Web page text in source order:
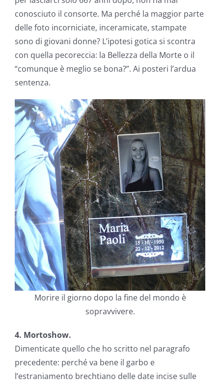
conosciuto il consorte. Ma perché la maggior parte
delle foto incorniciate, inceramicate, stampate
sono di giovani donne? L’ipotesi gotica si scontra
con quella pecoreccia: la Bellezza della Morte o il
“comunque è meglio se bona?”. Ai posteri l’ardua
sentenza.
Morire il giorno dopo la fine del mondo è
sopravvivere.
4. Mortoshow.
Dimenticate quello che ho scritto nel paragrafo
precedente: perché va bene il garbo e
l’estraniamento brechtiano delle date incise sulle